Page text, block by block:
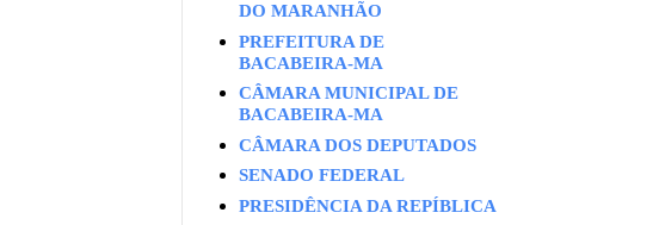
DO MARANHÃO
PREFEITURA DE
BACABEIRA-MA
CÂMARA MUNICIPAL DE
BACABEIRA-MA
CÂMARA DOS DEPUTADOS
SENADO FEDERAL
PRESIDÊNCIA DA REPÍBLICA